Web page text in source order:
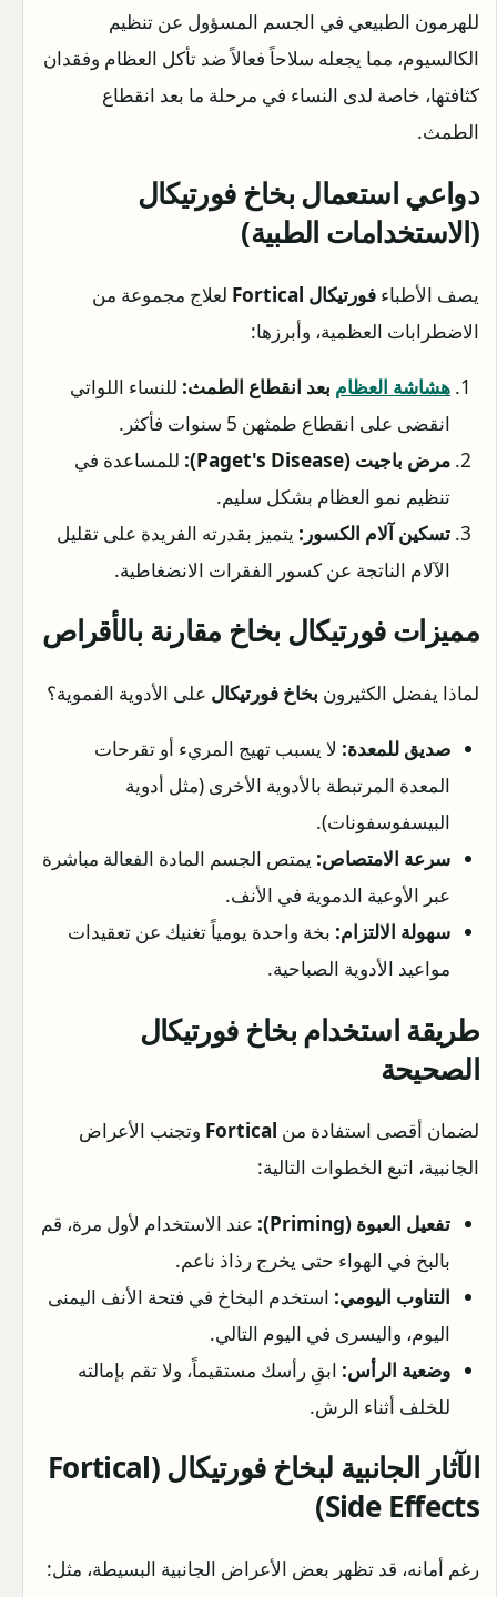
للهرمون الطبيعي في الجسم المسؤول عن تنظيم
الكالسيوم، مما يجعله سلاحاً فعالاً ضد تأكل العظام وفقدان
كثافتها، خاصة لدى النساء في مرحلة ما بعد انقطاع
الطمث.
دواعي استعمال بخاخ فورتيكال
(الاستخدامات الطبية)
يصف الأطباء فورتيكال Fortical لعلاج مجموعة من
الاضطرابات العظمية، وأبرزها:
هشاشة العظام بعد انقطاع الطمث: للنساء اللواتي
انقضى على انقطاع طمثهن 5 سنوات فأكثر.
مرض باجيت (Paget's Disease):
للمساعدة في
تنظيم نمو العظام بشكل سليم.
تسكين آلام الكسور: يتميز بقدرته الفريدة على تقليل
الآلام الناتجة عن كسور الفقرات الانضغاطية.
مميزات فورتيكال بخاخ مقارنة بالأقراص
لماذا يفضل الكثيرون بخاخ فورتيكال على الأدوية الفموية؟
صديق للمعدة: لا يسبب تهيج المريء أو تقرحات
المعدة المرتبطة بالأدوية الأخرى (مثل أدوية
البيسفوسفونات).
سرعة الامتصاص: يمتص الجسم المادة الفعالة مباشرة
عبر الأوعية الدموية في الأنف.
سهولة الالتزام: بخة واحدة يومياً تغنيك عن تعقيدات
مواعيد الأدوية الصباحية.
طريقة استخدام بخاخ فورتيكال
الصحيحة
لضمان أقصى استفادة من Fortical وتجنب الأعراض
الجانبية، اتبع الخطوات التالية:
تفعيل العبوة (Priming):
عند الاستخدام لأول مرة، قم
بالبخ في الهواء حتى يخرج رذاذ ناعم.
التناوب اليومي: استخدم البخاخ في فتحة الأنف اليمنى
اليوم، واليسرى في اليوم التالي.
وضعية الرأس: ابقِ رأسك مستقيماً، ولا تقم بإمالته
للخلف أثناء الرش.
الآثار الجانبية لبخاخ فورتيكال (Fortical
Side Effects)
رغم أمانه، قد تظهر بعض الأعراض الجانبية البسيطة، مثل: